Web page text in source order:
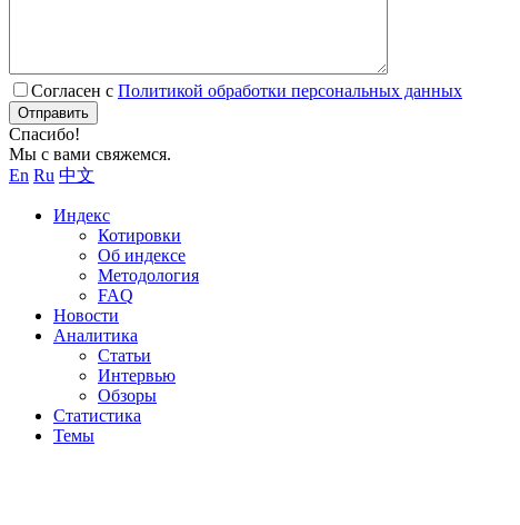
Согласен с Политикой обработки персональных данных
Отправить
Спасибо!
Мы с вами свяжемся.
En Ru 中文
Индекс
Котировки
Об индексе
Методология
FAQ
Новости
Аналитика
Статьи
Интервью
Обзоры
Статистика
Темы